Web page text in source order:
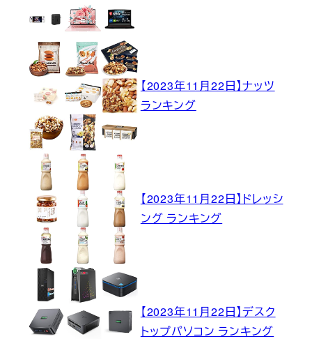
【2023年11月22日】ナッツ
ランキング
【2023年11月22日】ドレッシ
ング ランキング
【2023年11月22日】デスク
トップパソコン ランキング